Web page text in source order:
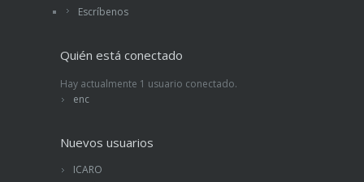
Escríbenos
Quién está conectado
Hay actualmente 1 usuario conectado.
enc
Nuevos usuarios
ICARO